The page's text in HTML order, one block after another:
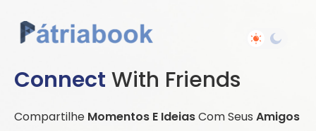
Connect With Friends
Compartilhe Momentos E IdeiasCom Seus Amigos